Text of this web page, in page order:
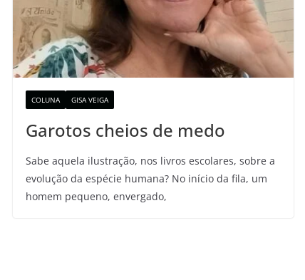
COLUNA GISA VEIGA
Garotos cheios de medo
Sabe aquela ilustração, nos livros escolares, sobre a
evolução da espécie humana? No início da fila, um
homem pequeno, envergado,